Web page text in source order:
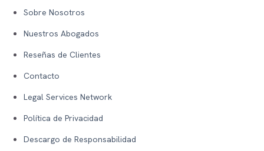
Sobre Nosotros
Nuestros Abogados
Reseñas de Clientes
Contacto
Legal Services Network
Política de Privacidad
Descargo de Responsabilidad